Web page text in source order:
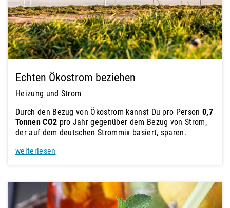
Echten Ökostrom beziehen
Heizung und Strom
Durch den Bezug von Ökostrom kannst Du pro Person 0,7
Tonnen CO2 pro Jahr gegenüber dem Bezug von Strom,
der auf dem deutschen Strommix basiert, sparen.
weiterlesen